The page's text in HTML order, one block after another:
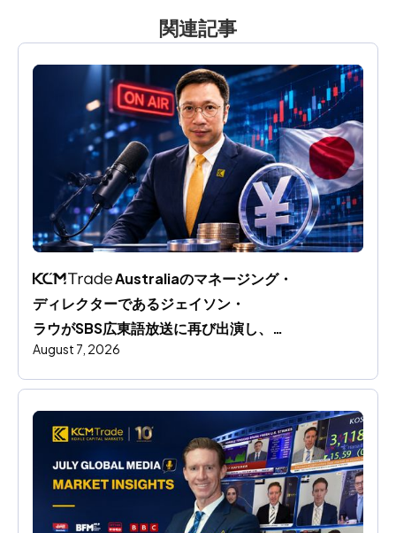
関連記事
Australiaのマネージング・
ディレクターであるジェイソン・
ラウがSBS広東語放送に再び出演し、
円相場の動向と世界市場への影響を分析
August 7, 2026